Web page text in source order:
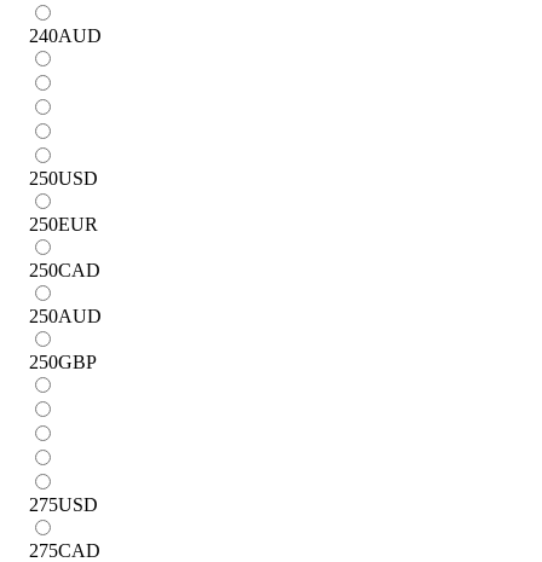
240AUD
250USD
250EUR
250CAD
250AUD
250GBP
275USD
275CAD